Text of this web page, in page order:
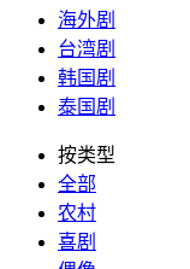
海外剧
台湾剧
韩国剧
泰国剧
按类型
全部
农村
喜剧